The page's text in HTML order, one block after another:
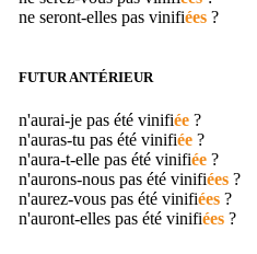
ne seront-elles pas vinifiées ?
FUTUR ANTÉRIEUR
n'aurai-je pas été vinifiée ?
n'auras-tu pas été vinifiée ?
n'aura-t-elle pas été vinifiée ?
n'aurons-nous pas été vinifiées ?
n'aurez-vous pas été vinifiées ?
n'auront-elles pas été vinifiées ?